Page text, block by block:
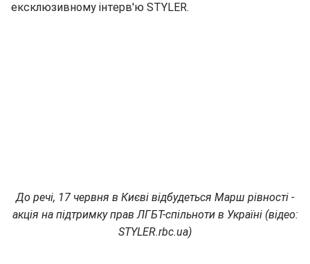
ексклюзивному інтерв'ю STYLER.
До речі, 17 червня в Києві відбудеться Марш рівності -
акція на підтримку прав ЛГБТ-спільноти в Україні (відео:
STYLER.rbc.ua)